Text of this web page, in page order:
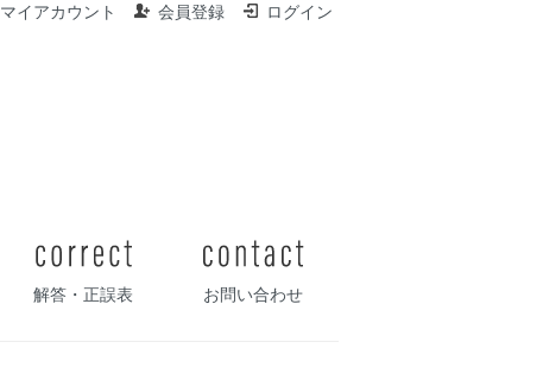
マイアカウント 会員登録 ログイン
解答・正誤表 お問い合わせ